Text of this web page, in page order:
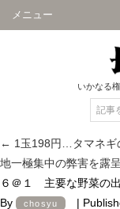
メニュー
いかなる
← 1玉198円…タマネ
地一極集中の弊害を露呈
６＠１ 主要な野菜の
By
chosyu |